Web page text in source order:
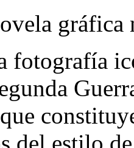
fotografía
del estilo